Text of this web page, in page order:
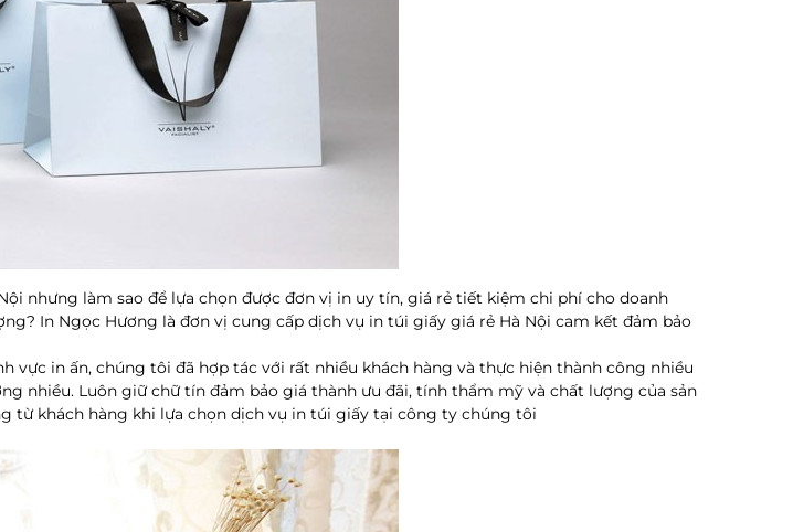
nhưng làm sao để lựa chọn được đơn vị in uy tín, giá rẻ tiết kiệm chi phí cho doanh
In Ngọc Hương là đơn vị cung cấp dịch vụ in túi giấy giá rẻ Hà Nội cam kết đảm bảo
vực in ấn, chúng tôi đã hợp tác với rất nhiều khách hàng và thực hiện thành công nhiều
nhiều. Luôn giữ chữ tín đảm bảo giá thành ưu đãi, tính thẩm mỹ và chất lượng của sản
từ khách hàng khi lựa chọn dịch vụ in túi giấy tại công ty chúng tôi